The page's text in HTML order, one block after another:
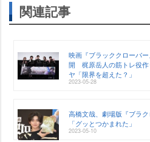
関連記事
映画『ブラッククローバ
開 梶原岳人の筋トレ役作
ヤ「限界を超えた？」
2023-05-28
高橋文哉、劇場版『ブラ
「グッとつかまれた」
2023-05-10